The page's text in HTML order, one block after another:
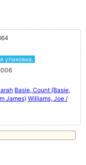
упаковка.
Basie, Count (Basie,
James) Williams, Joe /